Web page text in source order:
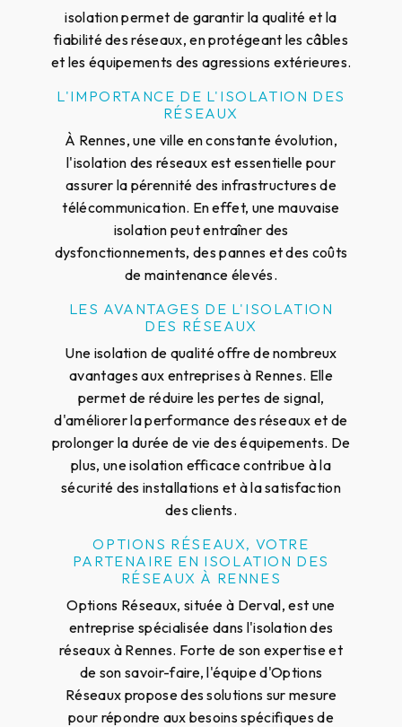
isolation permet de garantir la qualité et la
fiabilité des réseaux, en protégeant les câbles
et les équipements des agressions extérieures.
L'IMPORTANCE DE L'ISOLATION DES
RÉSEAUX
À Rennes, une ville en constante évolution,
l'isolation des réseaux est essentielle pour
assurer la pérennité des infrastructures de
télécommunication. En effet, une mauvaise
isolation peut entraîner des
dysfonctionnements, des pannes et des coûts
de maintenance élevés.
LES AVANTAGES DE L'ISOLATION
DES RÉSEAUX
Une isolation de qualité offre de nombreux
avantages aux entreprises à Rennes. Elle
permet de réduire les pertes de signal,
d'améliorer la performance des réseaux et de
prolonger la durée de vie des équipements. De
plus, une isolation efficace contribue à la
sécurité des installations et à la satisfaction
des clients.
OPTIONS RÉSEAUX, VOTRE
PARTENAIRE EN ISOLATION DES
RÉSEAUX À RENNES
Options Réseaux, située à Derval, est une
entreprise spécialisée dans l'isolation des
réseaux à Rennes. Forte de son expertise et
de son savoir-faire, l'équipe d'Options
Réseaux propose des solutions sur mesure
pour répondre aux besoins spécifiques de